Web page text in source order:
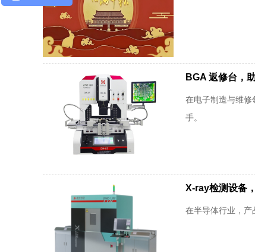
BGA 返修台，
在电子制造与维修
手。
X-ray检测设备
在半导体行业，产